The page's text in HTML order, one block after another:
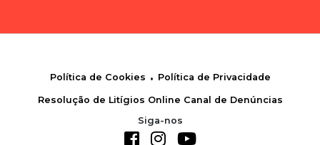
Política de Cookies . Política de Privacidade
Resolução de Litígios Online Canal de Denúncias
Siga-nos